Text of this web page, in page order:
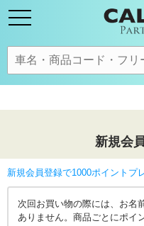
新規会
新規会員登録で1000ポイントプ
次回お買い物の際には、お名
ありません。商品ごとにポイ